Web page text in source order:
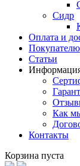
Сидр
Оплата и
Покупателю
Статьи
Как
Контакты
Корзина пуста